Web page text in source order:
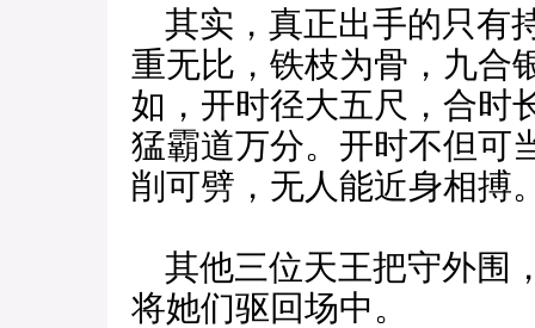
其实，真正出手的只有
重无比，铁枝为骨，九合
如，开时径大五尺，合时
猛霸道万分。开时不但可
削可劈，无人能近身相搏
其他三位天王把守外围
将她们驱回场中。